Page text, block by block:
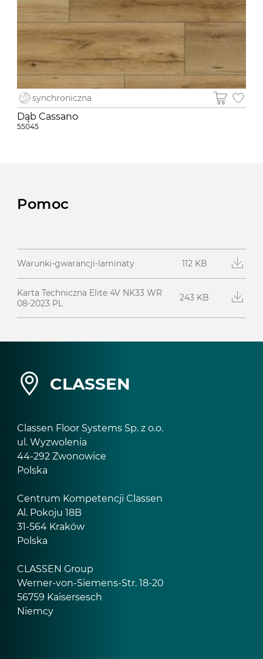
synchroniczna
Dąb Cassano
55045
Pomoc
Warunki-gwarancji-laminaty 112 KB
Karta Techniczna Elite 4V NK33 WR
08-2023 PL
243 KB
CLASSEN
Classen Floor Systems Sp. z o.o.
ul. Wyzwolenia
44-292 Zwonowice
Polska
Centrum Kompetencji Classen
Al. Pokoju 18B
31-564 Kraków
Polska
CLASSEN Group
Werner-von-Siemens-Str. 18-20
56759 Kaisersesch
Niemcy